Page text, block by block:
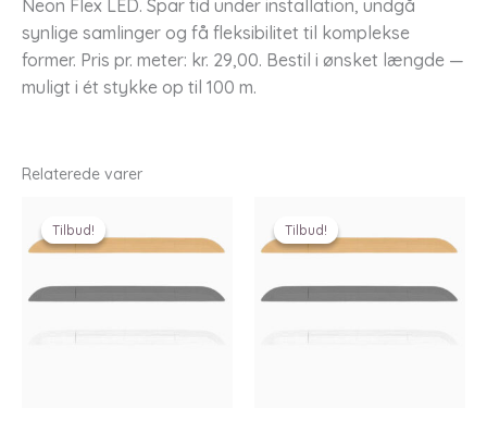
Neon Flex LED. Spar tid under installation, undgå
synlige samlinger og få fleksibilitet til komplekse
former. Pris pr. meter: kr. 29,00. Bestil i ønsket længde —
muligt i ét stykke op til 100 m.
Relaterede varer
Tilbud!
Tilbud! Tilbud!
Tilbud!